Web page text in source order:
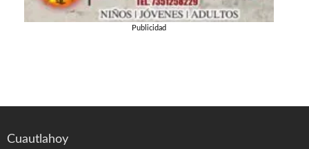
Publicidad
Cuautlahoy